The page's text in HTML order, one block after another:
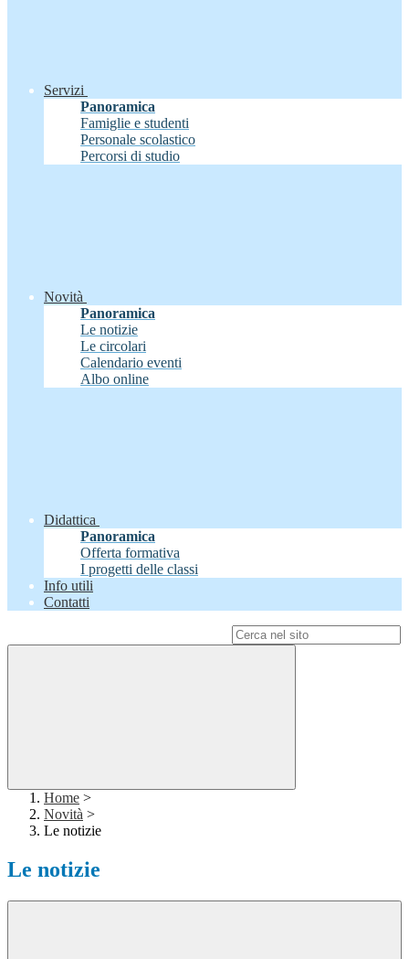
Servizi
Panoramica
Famiglie e studenti
Personale scolastico
Percorsi di studio
Novità
Panoramica
Le notizie
Le circolari
Calendario eventi
Albo online
Didattica
Panoramica
Offerta formativa
I progetti delle classi
Info utili
Contatti
Home >
Novità >
Le notizie
Le notizie